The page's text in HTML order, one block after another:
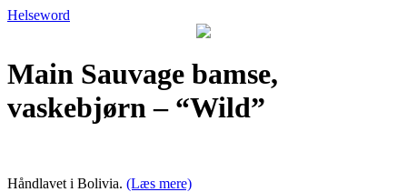
Helseword
Main Sauvage bamse,
vaskebjørn – “Wild”
Håndlavet i Bolivia. (Læs mere)